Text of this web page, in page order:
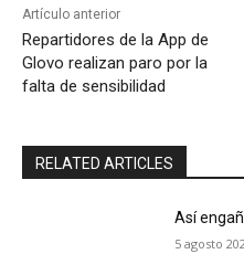
Artículo anterior
Repartidores de la App de
Glovo realizan paro por la
falta de sensibilidad
RELATED ARTICLES
Así
5 agosto